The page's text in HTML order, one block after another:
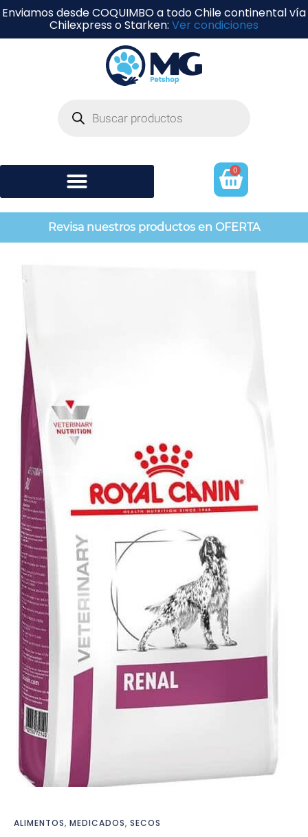
Enviamos desde COQUIMBO a todo Chile continental vía
Chilexpress o Starken: Ver condiciones
0
Revisa nuestros productos en OFERTA
ALIMENTOS, MEDICADOS, SECOS